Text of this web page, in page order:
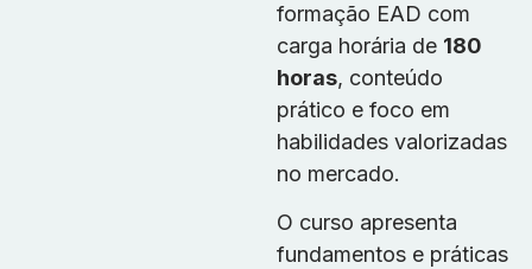
formação EAD com
carga horária de 180
horas, conteúdo
prático e foco em
habilidades valorizadas
no mercado.
O curso apresenta
fundamentos e práticas